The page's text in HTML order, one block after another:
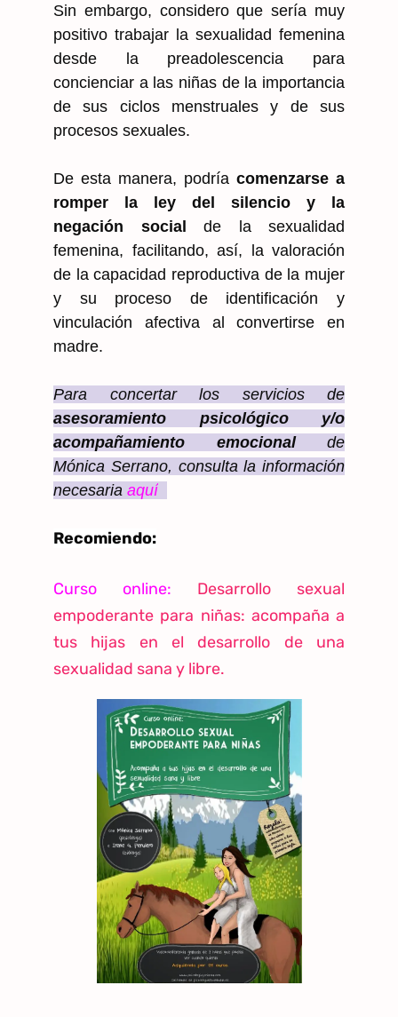
Sin embargo, considero que sería muy
positivo trabajar la sexualidad femenina
desde la preadolescencia para
concienciar a las niñas de la importancia
de sus ciclos menstruales y de sus
procesos sexuales.
De esta manera, podría comenzarse a
romper la ley del silencio y la
negación social de la sexualidad
femenina, facilitando, así, la valoración
de la capacidad reproductiva de la mujer
y su proceso de identificación y
vinculación afectiva al convertirse en
madre.
Para concertar los servicios de
asesoramiento
psicológico y/o
acompañamiento emocionalde
Mónica Serrano, consulta la información
necesaria aquí
Recomiendo:
Curso online: Desarrollo sexual
empoderante para niñas: acompaña a
tus hijas en el desarrollo de una
sexualidad sana y libre.